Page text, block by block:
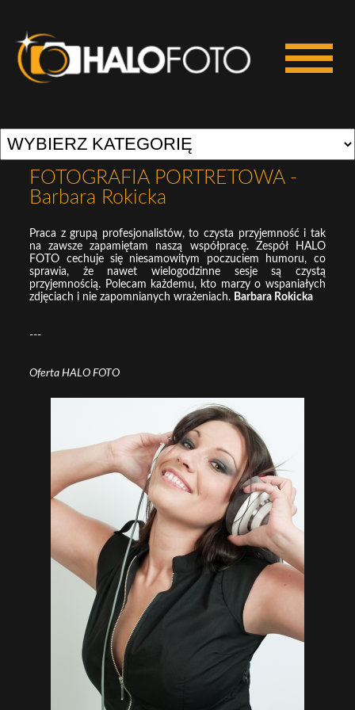
FOTOGRAFIA PORTRETOWA -
Barbara Rokicka
Praca z grupą profesjonalistów, to czysta przyjemność i tak
na zawsze zapamiętam naszą współpracę. Zespół HALO
FOTO cechuje się niesamowitym poczuciem humoru, co
sprawia, że nawet wielogodzinne sesje są czystą
przyjemnością. Polecam każdemu, kto marzy o wspaniałych
zdjęciach i nie zapomnianych wrażeniach. Barbara Rokicka
---
Oferta HALO FOTO